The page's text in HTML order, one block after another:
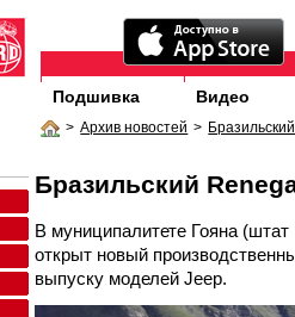
Подшивка Видео
> Архив новостей >
Бразильский
В муниципалитете Гояна
открыт новый
выпуску моделей Jeep.